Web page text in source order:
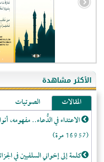
الأكثر مشاهدة
المقالات الصوتيات
الاعتداء في الدُّعاء.. مفهومه،
(16957 مرة)
كلمة إلى إخواني السلفيين في الجزائر
- الولايات المتحدة (71999)
- فيتنام (21424)
-غير معروف (20824)
- الصين (10584)
- كندا (10221)
- فرنسا (9075)
- المملكة المتحدة (5466)